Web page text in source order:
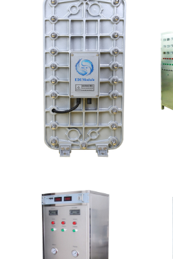
西门子 EDI模块维修
MK-TC50 EDI模块